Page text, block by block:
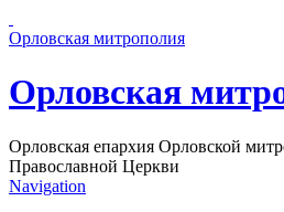
Орловская митрополия
Орловская
Орловская епархия Орловской
Православной Церкви
Navigation